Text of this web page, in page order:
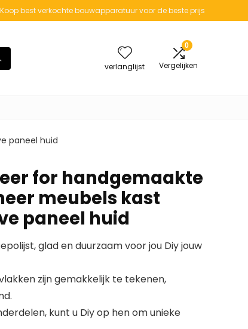
Koop best verkochte bouwapparatuur voor de beste prijs
verlanglijst
0
Vergelijken
paneel huid
for handgemaakte
meubels kast
paneel huid
glad en duurzaam voor jou Diy jouw
zijn gemakkelijk te tekenen,
kunt u Diy op hen om unieke